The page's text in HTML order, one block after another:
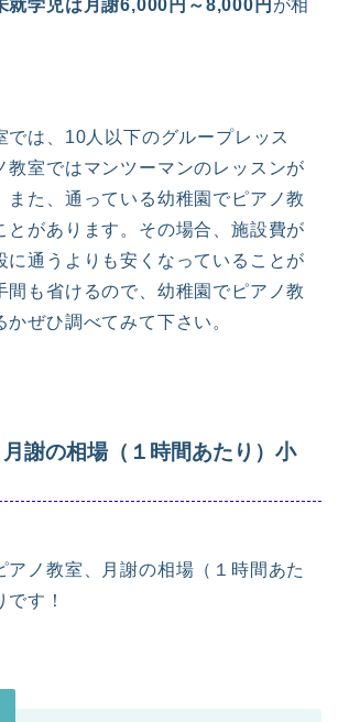
就学児は月謝6,000円～8,000円 が相
では、10人以下のグループレッス
教室ではマンツーマンのレッスンが
また、通っている幼稚園でピアノ教
とがあります。その場合、施設費が
に通うよりも安くなっていることが
間も省けるので、幼稚園でピアノ教
ぜひ調べてみて下さい。
謝の相場（１時間あたり）小
アノ教室、月謝の相場（１時間あた
す！